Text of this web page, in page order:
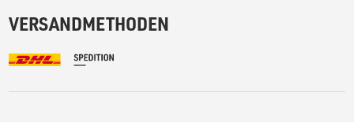
VERSANDMETHODEN